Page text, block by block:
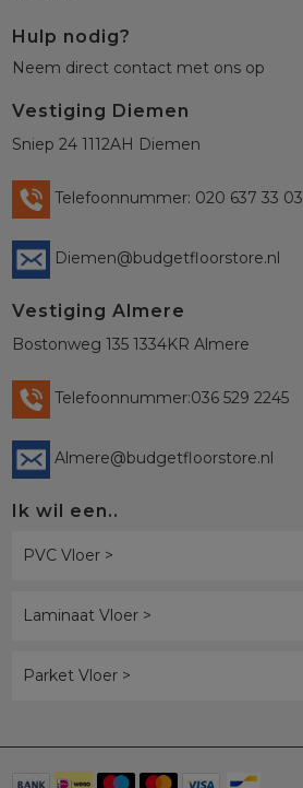
Hulp nodig?
Neem direct contact met ons op
Vestiging Diemen
Sniep 24 1112AH Diemen
Telefoonnummer: 020 637 33 03
Diemen@budgetfloorstore.nl
Vestiging Almere
Bostonweg 135 1334KR Almere
Telefoonnummer:036 529 2245
Almere@budgetfloorstore.nl
Ik wil een..
PVC Vloer >
Laminaat Vloer >
Parket Vloer >